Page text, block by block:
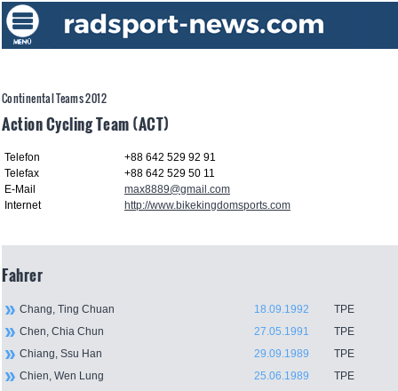
Continental Teams 2012
Action Cycling Team (ACT)
Telefon
+88 642 529 92 91
Telefax
+88 642 529 50 11
E-Mail
max8889@gmail.com
Internet
http://www.bikekingdomsports.com
Fahrer
Chang, Ting Chuan 18.09.1992
TPE
Chen, Chia Chun
27.05.1991
TPE
Chiang, Ssu Han
29.09.1989
TPE
Chien, Wen Lung
25.06.1989
TPE